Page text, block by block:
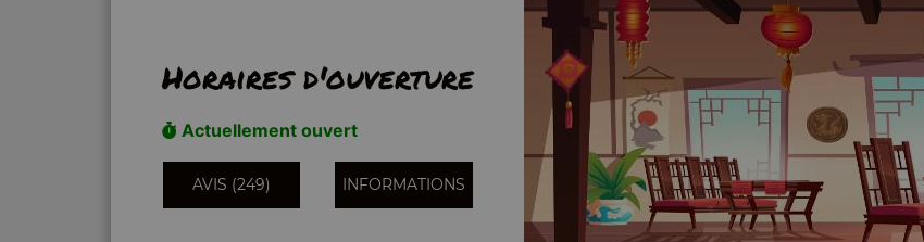
Horaires d'ouverture
Actuellement ouvert
AVIS (249) INFORMATIONS